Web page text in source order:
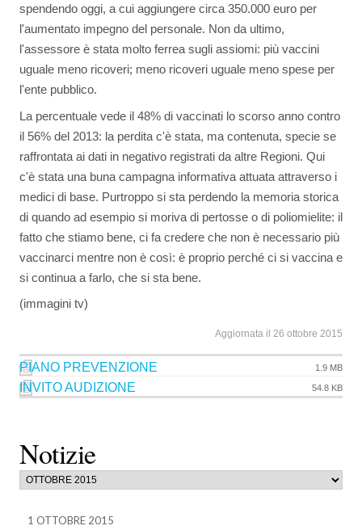
Notizie
1 OTTOBRE 2015
spendendo oggi, a cui aggiungere circa 350.000 euro per
l'aumentato impegno del personale. Non da ultimo,
l'assessore è stata molto ferrea sugli assiomi: più vaccini
uguale meno ricoveri; meno ricoveri uguale meno spese per
l'ente pubblico.
La percentuale vede il 48% di vaccinati lo scorso anno contro
il 56% del 2013: la perdita c'è stata, ma contenuta, specie se
raffrontata ai dati in negativo registrati da altre Regioni. Qui
c'è stata una buna campagna informativa attuata attraverso i
medici di base. Purtroppo si sta perdendo la memoria storica
di quando ad esempio si moriva di pertosse o di poliomielite: il
fatto che stiamo bene, ci fa credere che non è necessario più
vaccinarci mentre non è così: è proprio perché ci si vaccina e
si continua a farlo, che si sta bene.
(immagini tv)
Aggiornata il 26 ottobre 2015
PIANO PREVENZIONE 1.9 MB
INVITO AUDIZIONE 54.8 KB